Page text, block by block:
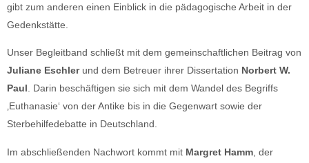
gibt zum anderen einen Einblick in die pädagogische Arbeit in der
Gedenkstätte.
Unser Begleitband schließt mit dem gemeinschaftlichen Beitrag von
Juliane Eschlerund dem Betreuer ihrer Dissertation Norbert W.
Paul. Darin beschäftigen sie sich mit dem Wandel des Begriffs
‚Euthanasie‘ von der Antike bis in die Gegenwart sowie der
Sterbehilfedebatte in Deutschland.
Im abschließenden Nachwort kommt mit Margret Hamm , der